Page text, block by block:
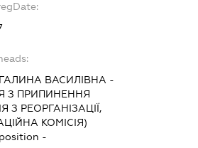
ВАСИЛІВНА -
З ПРИПИНЕННЯ
З РЕОРГАНІЗАЦІЇ,
КОМІСІЯ)
-